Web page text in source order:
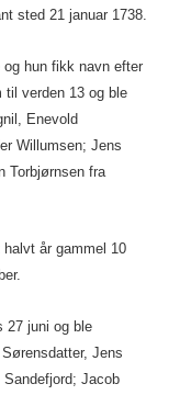
sted 21 januar 1738.
hun fikk navn efter
til verden 13 og ble
Enevold
Willumsen; Jens
Torbjørnsen fra
år gammel 10
27 juni og ble
Jens
Jacob